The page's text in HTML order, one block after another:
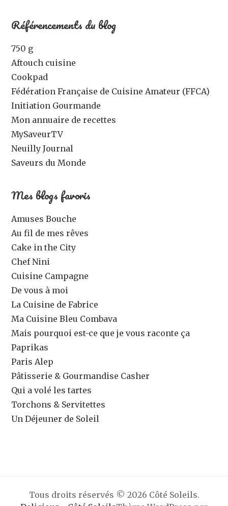
Référencements du blog
750 g
Aftouch cuisine
Cookpad
Fédération Française de Cuisine Amateur (FFCA)
Initiation Gourmande
Mon annuaire de recettes
MySaveurTV
Neuilly Journal
Saveurs du Monde
Mes blogs favoris
Amuses Bouche
Au fil de mes rêves
Cake in the City
Chef Nini
Cuisine Campagne
De vous à moi
La Cuisine de Fabrice
Ma Cuisine Bleu Combava
Mais pourquoi est-ce que je vous raconte ça
Paprikas
Paris Alep
Pâtisserie & Gourmandise Casher
Qui a volé les tartes
Torchons & Servitettes
Un Déjeuner de Soleil
Tous droits réservés © 2026 Côté Soleils.